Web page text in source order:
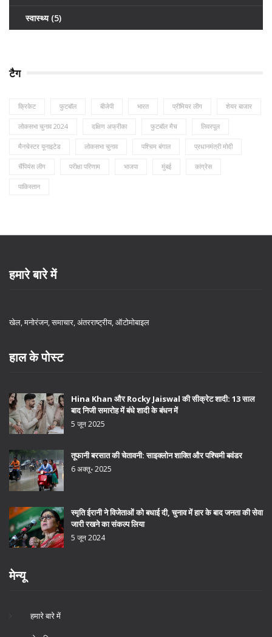
स्वास्थ्य (5)
टैग
क्रिकेट फुटबॉल बीजेपी भारत प्रीमियर लीग शेयर बाजार
लोकसभा चुनाव 2024 दक्षिण अफ्रीका फुटबॉल मैच लिवरपूल
मैनचेस्टर यूनाइटेड लोकसभा चुनाव पश्चिम बंगाल प्रधानमंत्री मोदी
चैंपियंस लीग परीक्षा परिणाम भाजपा मुंबई कांग्रेस
पाकिस्तान
हमारे बारे में
खेल, मनोरंजन, समाचार, अंतरराष्ट्रीय, ऑटोमोबाइल
हाल के पोस्ट
Hina Khan और Rocky Jaiswal की सीक्रेट शादी: 13 साल
बाद निजी समारोह में बंधे शादी के बंधन में
5 जून 2025
तूफानी बरसात की चेतावनी: साइक्लोन शाक्ति और पश्चिमी बवंडर
6 अक्तू॰ 2025
स्मृति ईरानी ने विजेताओं को बधाई दी, चुनाव में हार के बाद जनता की सेवा
जारी रखने का संकल्प लिया
5 जून 2024
मेन्यू
हमारे बारे में